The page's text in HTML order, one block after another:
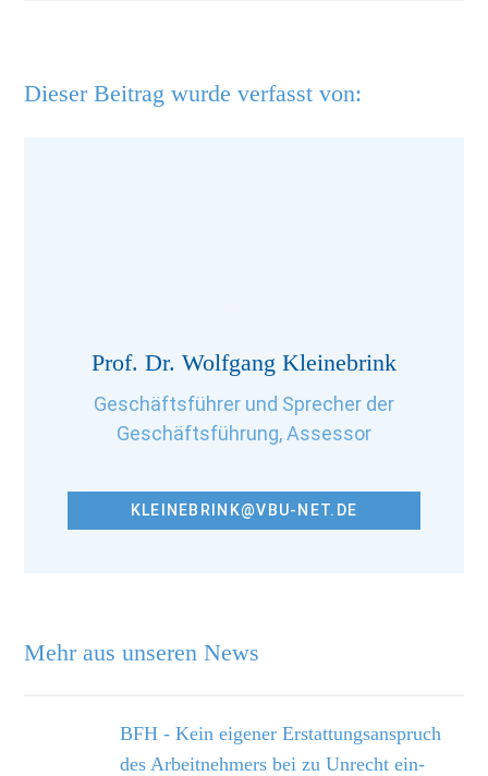
Mehr aus unseren News
BFH - Kein eigener Erstattungsanspruch
des Arbeitnehmers bei zu Unrecht ein­
Dieser Beitrag wurde verfasst von:
Prof. Dr. Wolfgang Kleinebrink
Geschäftsführer und Sprecher der
Geschäftsführung, Assessor
KLEINEBRINK@VBU-NET.DE